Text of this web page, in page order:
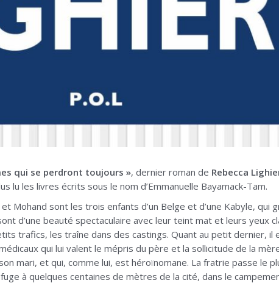
qui se perdront toujours », dernier roman de Rebecca
lu les livres écrits sous le nom d’Emmanuelle Bayamack-Tam.
Mohand sont les trois enfants d’un Belge et d’une Kabyle, qui
d’une beauté spectaculaire avec leur teint mat et leurs yeux
trafics, les traîne dans des castings. Quant au petit dernier, il
qui lui valent le mépris du père et la sollicitude de la
mari, et qui, comme lui, est héroïnomane. La fratrie passe le
à quelques centaines de mètres de la cité, dans le